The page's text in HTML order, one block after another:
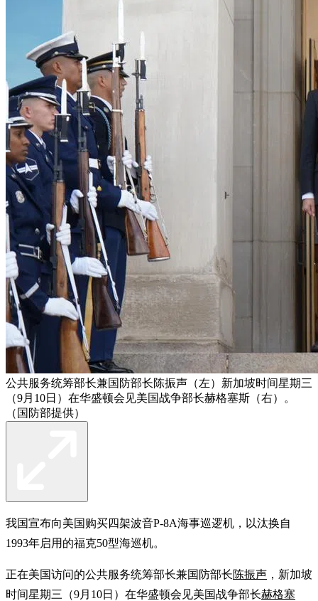
公共服务统筹部长兼国防部长陈振声（左）新加坡时间星期三
（9月10日）在华盛顿会见美国战争部长赫格塞斯（右）。
（国防部提供）
我国宣布向美国购买四架波音P-8A海事巡逻机，以汰换自
1993年启用的福克50型海巡机。
正在美国访问的公共服务统筹部长兼国防部长陈振声 ，新加坡
时间星期三（9月10日）在华盛顿会见美国战争部长赫格塞